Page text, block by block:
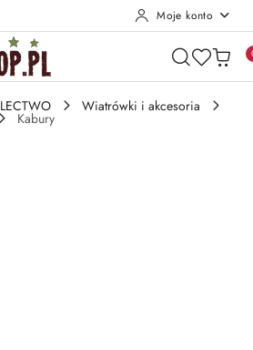
Moje konto
Wiatrówki i akcesoria
Kabury